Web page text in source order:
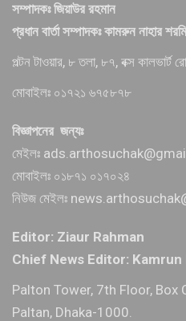
সম্পাদকঃ জিয়াউর রহমান
প্রধান বার্তা সম্পাদকঃ কামরুন নাহার
পল্টন টাওয়ার, ৮ তলা, ৮৭, বক্স কালভার্ট
মোবাইলঃ ০১৭২১ ৬৭৫৮৭৮
বিজ্ঞাপনের জন্যঃ
মেইলঃ
মোবাইলঃ ০১৮৭১ ০১৭০২৪
নিউজ মেইলঃ
Editor: Ziaur Rahman
Chief News Editor: Kamrun
Palton Tower, 7th Floor, Box
Paltan, Dhaka-1000.